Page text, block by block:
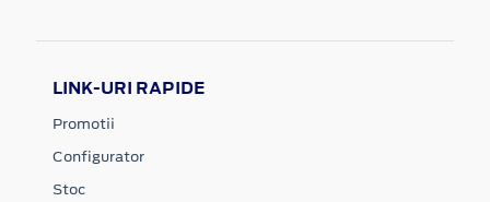
LINK-URI RAPIDE
Promotii
Configurator
Stoc